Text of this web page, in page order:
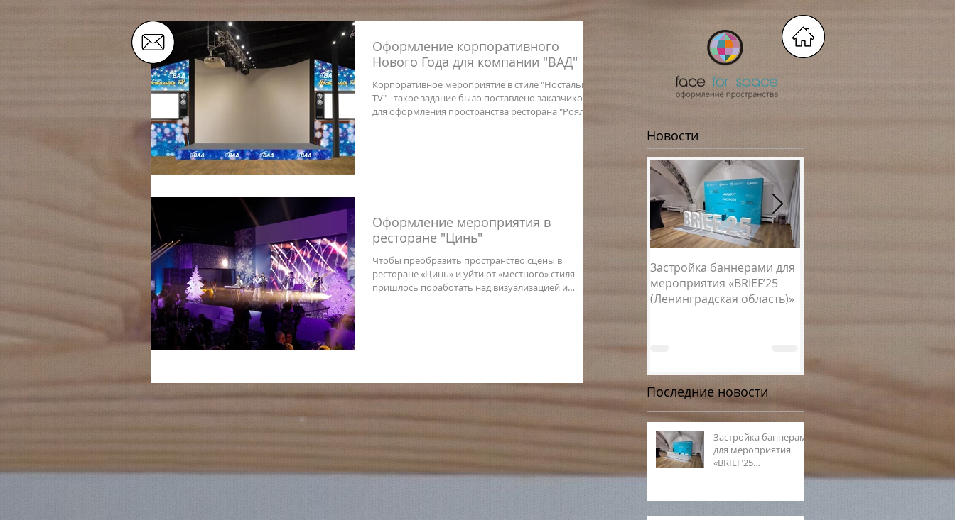
Оформление корпоративного
Нового Года для компании "ВАД"
Корпоративное мероприятие в стиле "Ностальгия
TV" - такое задание было поставлено заказчиком
для оформления пространства ресторана "Роял...
Оформление мероприятия в
ресторане "Цинь"
Чтобы преобразить пространство сцены в
ресторане «Цинь» и уйти от «местного» стиля
пришлось поработать над визуализацией и
Новости
Застройка баннерами для
мероприятия «BRIEF’25
(Ленинградская область)»
Последние новости
Застройка баннерами
для мероприятия
«BRIEF’25